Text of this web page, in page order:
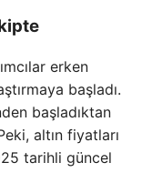
erken
başladı.
başladıktan
altın fiyatları
tarihli güncel